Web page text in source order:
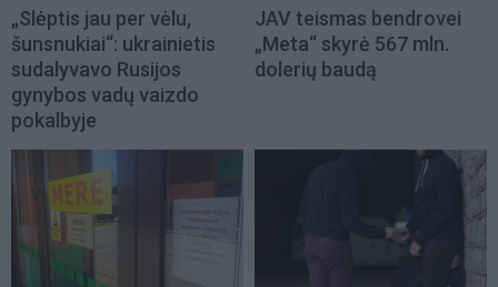
„Slėptis jau per vėlu,
šunsnukiai“: ukrainietis
sudalyvavo Rusijos
gynybos vadų vaizdo
pokalbyje
JAV teismas bendrovei
„Meta“ skyrė 567 mln.
dolerių baudą